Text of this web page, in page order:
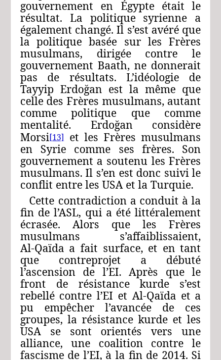
gouvernement en Égypte était le
résultat. La politique syrienne a
également changé. Il s’est avéré que
la politique basée sur les Frères
musulmans, dirigée contre le
gouvernement Baath, ne donnerait
pas de résultats. L’idéologie de
Tayyip Erdoğan est la même que
celle des Frères musulmans, autant
comme politique que comme
mentalité. Erdoğan considère
Morsi[13] et les Frères musulmans
en Syrie comme ses frères. Son
gouvernement a soutenu les Frères
musulmans. Il s’en est donc suivi le
conflit entre les USA et la Turquie.
Cette contradiction a conduit à la
fin de l’ASL, qui a été littéralement
écrasée. Alors que les Frères
musulmans s’affaiblissaient,
Al‑Qaïda a fait surface, et en tant
que contreprojet a débuté
l’ascension de l’EI. Après que le
front de résistance kurde s’est
rebellé contre l’EI et Al‑Qaïda et a
pu empêcher l’avancée de ces
groupes, la résistance kurde et les
USA se sont orientés vers une
alliance, une coalition contre le
fascisme de l’EI, à la fin de 2014. Si